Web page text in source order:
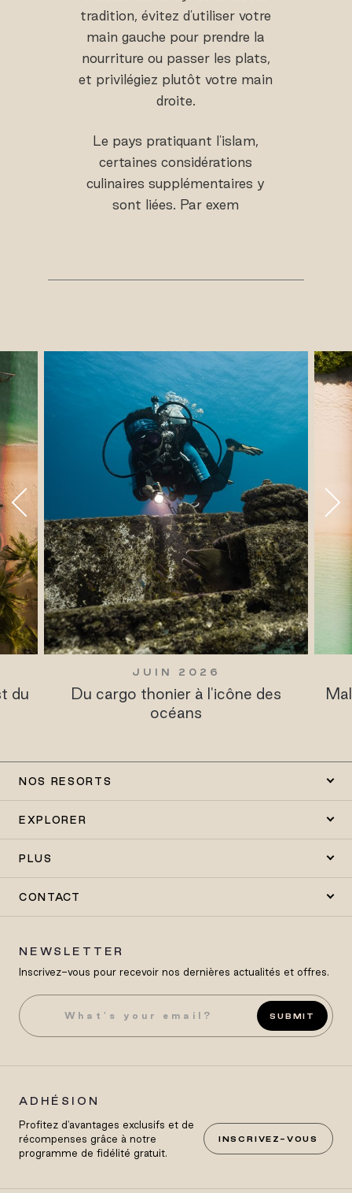
tradition, évitez d'utiliser votre
main gauche pour prendre la
nourriture ou passer les plats,
et privilégiez plutôt votre main
droite.
Le pays pratiquant l'islam,
certaines considérations
culinaires supplémentaires y
sont liées. Par exem
MARS 2025
Maldives Resort Guide: Sun Siyam
Resorts
NOS RESORTS
EXPLORER
PLUS
CONTACT
NEWSLETTER
Inscrivez-vous pour recevoir nos dernières actualités et offres.
SUBMIT
ADHÉSION
Profitez d'avantages exclusifs et de
récompenses grâce à notre
programme de fidélité gratuit.
INSCRIVEZ-VOUS